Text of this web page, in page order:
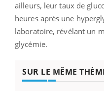
ailleurs, leur taux de
heures après une
laboratoire, révélant un
glycémie.
SUR LE MÊME